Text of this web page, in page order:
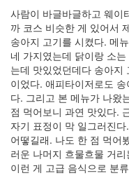
사람이 바글바글하고 웨이
까 코스 비슷한 게 있어서
송아지 고기를 시켰다. 메
네 가지였는데 닭이랑 소
는데 맛있었던데다 송아지
이었다. 애피타이저로도
다. 그리고 본 메뉴가 나왔
점 먹어보니 과연 맛있다.
자기 표정이 막 일그러진
어떻길래. 나도 한 점 먹어
러운 나머지 흐물흐물 거
이런 게 고급 음식으로 분